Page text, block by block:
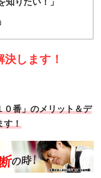
」
します！
０番」のメリット＆デ
す！